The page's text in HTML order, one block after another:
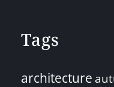
Tags
architecture